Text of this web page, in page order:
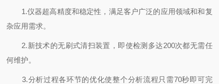
1.仪器超高精度和稳定性，满足客户广泛的应用领域和和复
杂应用需求。
2.新技术的无刷式清扫装置，即使检测多达200次都无需任
何维护。
3.分析过程各环节的优化使整个分析流程只需70秒即可完